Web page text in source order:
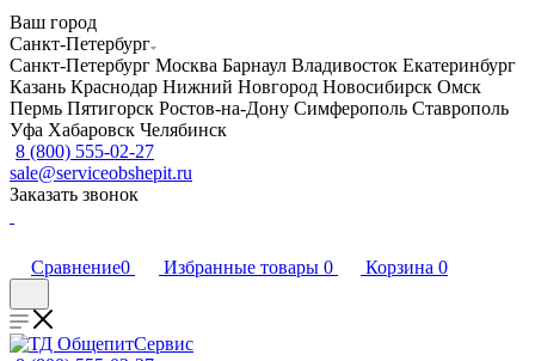
Ваш город
Санкт-Петербург
Санкт-Петербург Москва Барнаул Владивосток Екатеринбург
Казань Краснодар Нижний Новгород Новосибирск Омск
Пермь Пятигорск Ростов-на-Дону Симферополь Ставрополь
Уфа Хабаровск Челябинск
8 (800) 555-02-27
sale@serviceobshepit.ru
Заказать звонок
Сравнение0 Избранные товары 0 Корзина 0